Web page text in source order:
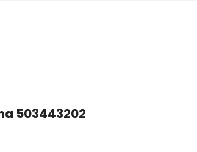
503443202